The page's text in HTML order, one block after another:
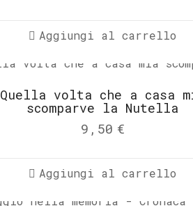
Aggiungi al carrello
Quella volta che a casa
scomparve la Nutella
9,50 €
Aggiungi al carrello